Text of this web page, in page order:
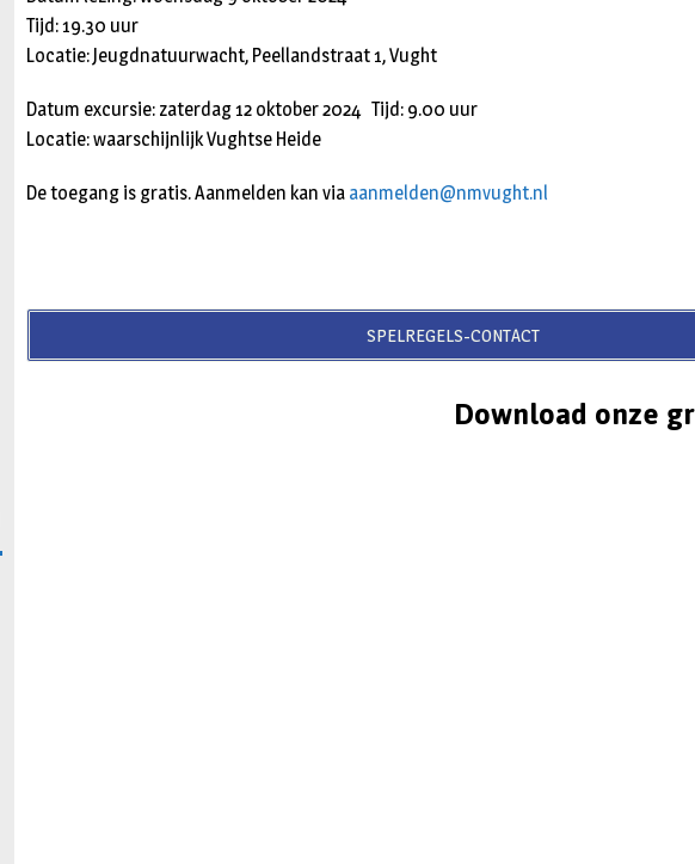
Tijd: 19.30 uur
Locatie: Jeugdnatuurwacht, Peellandstraat 1, Vught
Datum excursie: zaterdag 12 oktober 2024 Tijd: 9.00 uur
Locatie: waarschijnlijk Vughtse Heide
De toegang is gratis. Aanmelden kan via aanmelden@nmvught.nl
SPELREGELS-CONTACT
Download onze